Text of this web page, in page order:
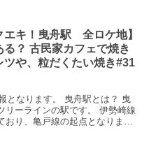
エキ！曳舟駅 全ロケ地】
る？ 古民家カフェで焼き
ツや、粒だくたい焼き#31
となります。 曳舟駅とは？ 曳
リーラインの駅です。 伊勢崎線
おり、亀戸線の起点となりま